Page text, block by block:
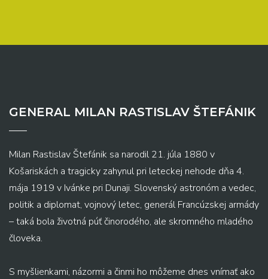
GENERAL MILAN RASTISLAV ŠTEFÁNIK
Milan Rastislav Štefánik sa narodil 21. júla 1880 v
Košariskách a tragicky zahynul pri leteckej nehode dňa 4.
mája 1919 v Ivánke pri Dunaji. Slovenský astronóm a vedec,
politik a diplomat, vojnový letec, generál Francúzskej armády
– taká bola životná púť činorodého, ale skromného mladého
človeka.
S myšlienkami, názormi a činmi ho môžeme dnes vnímať ako